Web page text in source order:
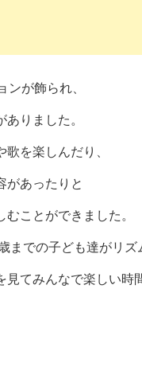
が飾られ、
りました。
を楽しんだり、
があったりと
ことができました。
での子ども達がリズ
てみんなで楽しい時